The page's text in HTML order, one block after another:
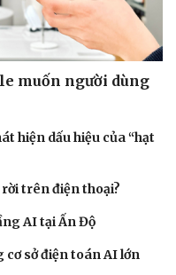
muốn người dùng
hiện dấu hiệu của “hạt
trên điện thoại?
AI tại Ấn Độ
cơ sở điện toán AI lớn